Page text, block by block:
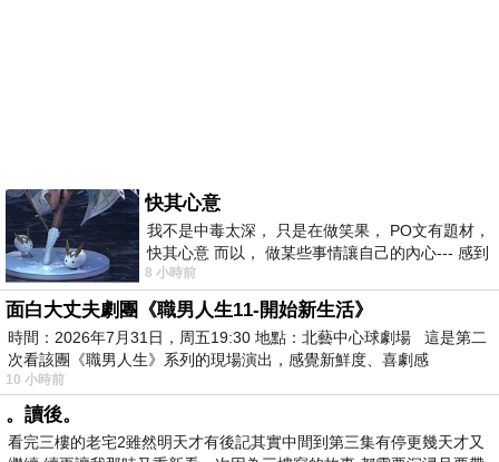
快其心意
我不是中毒太深， 只是在做笑果， PO文有題材，
快其心意 而以， 做某些事情讓自己的內心--- 感到
愉快。
8 小時前
面白大丈夫劇團《職男人生11-開始新生活》
時間：2026年7月31日，周五19:30 地點：北藝中心球劇場 這是第二
次看該團《職男人生》系列的現場演出，感覺新鮮度、喜劇感
10 小時前
。讀後。
看完三樓的老宅2雖然明天才有後記其實中間到第三集有停更幾天才又